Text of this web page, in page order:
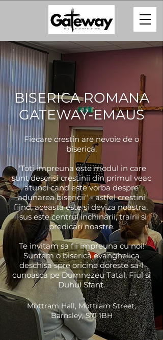
BISERICA ROMANA
GATEWAY-EMAUS
Fiecare crestin are nevoie de o
biserica.
"Toti impreuna este modul in care
sunt descrisi crestinii din primul veac
atunci cand este vorba despre
adunarea bisericii" - astfel crestini
fiind, aceasta este si deviza noastra.
Isus este centrul inchinarii, trairii si
predicari noastre.
Te invitam sa fii impreuna cu noi!
Suntem o biserica evanghelica
deschisa spre oricine doreste sa-l
cunoasca pe Dumnezeu Tatal, Fiul si
Duhul Sfant.
Mottram Hall, Mottram Street,
Barnsley, S71 1BH